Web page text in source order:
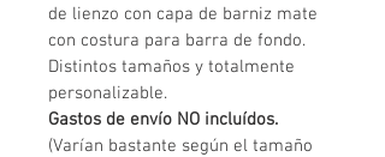
de lienzo con capa de barniz mate
con costura para barra de fondo.
Distintos tamaños y totalmente
personalizable.
Gastos de envío NO incluídos.
(Varían bastante según el tamaño